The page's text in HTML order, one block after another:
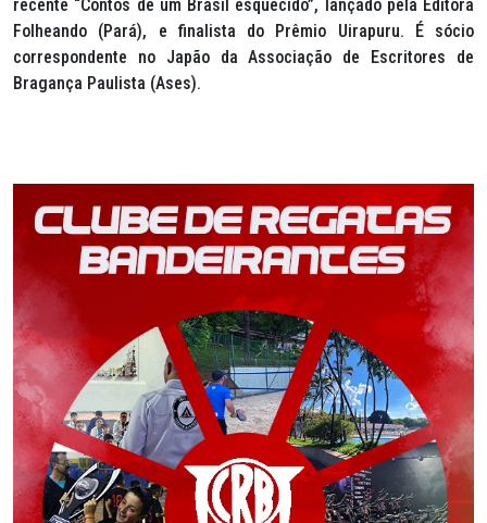
recente “Contos de um Brasil esquecido”, lançado pela Editora
Folheando (Pará), e finalista do Prêmio Uirapuru. É sócio
correspondente no Japão da Associação de Escritores de
Bragança Paulista (Ases).